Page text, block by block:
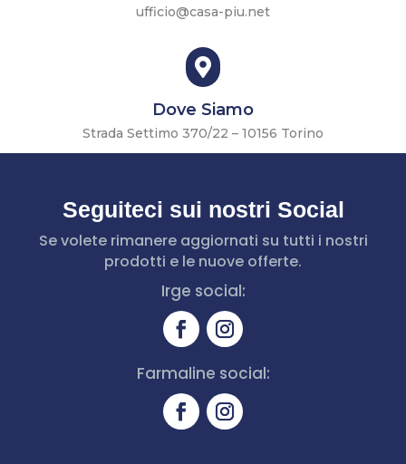
ufficio@casa-piu.net

Dove Siamo
Strada Settimo 370/22 – 10156 Torino
Seguiteci sui nostri Social
Se volete rimanere aggiornati su tutti i nostri
prodotti e le nuove offerte.
Irge social:
Farmaline social: